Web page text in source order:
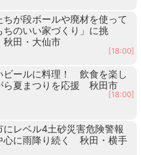
ちが段ボールや廃材を使って
ちのいい家づくり」に挑
田・大仙市
[18:00]
ビールに料理！ 飲食を楽し
ら夏まつりを応援 秋田市
[18:00]
にレベル4土砂災害危険警報
心に雨降り続く 秋田・横手